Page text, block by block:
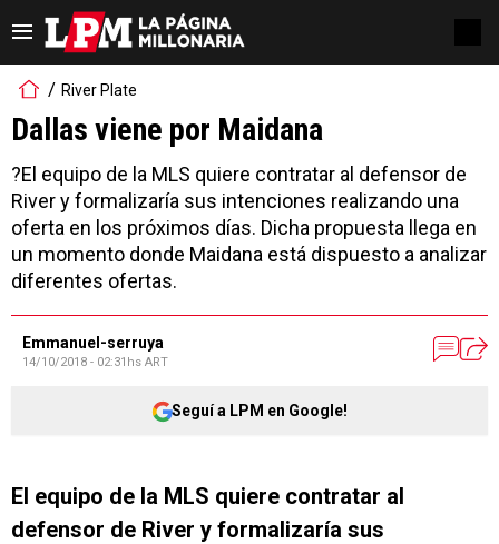
River Plate
Dallas viene por Maidana
?El equipo de la MLS quiere contratar al defensor de
River y formalizaría sus intenciones realizando una
oferta en los próximos días. Dicha propuesta llega en
un momento donde Maidana está dispuesto a analizar
diferentes ofertas.
Emmanuel-serruya
14/10/2018 - 02:31hs ART
Seguí a LPM en Google!
El equipo de la MLS quiere contratar al
defensor de River y formalizaría sus